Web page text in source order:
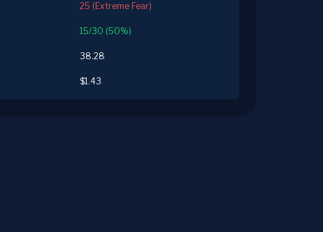
25 (Extreme Fear)
15/30 (50%)
38.28
$1.43